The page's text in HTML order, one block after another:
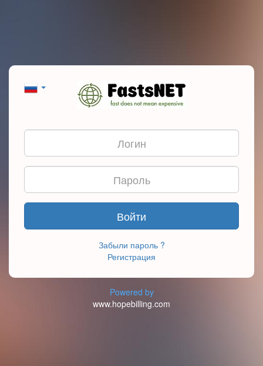
Войти
Забыли пароль ?
Регистрация
Powered by
www.hopebilling.com